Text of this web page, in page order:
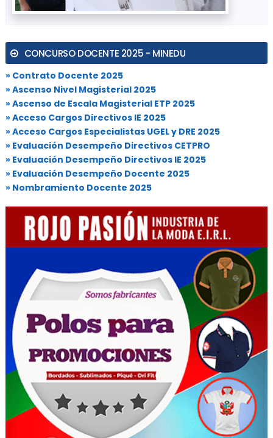
CONCURSO DOCENTE 2025 - MINEDU
» Contrato Docente 2025
» Ascenso Nivel Magisterial 2025
» Ascenso de Escala Magisterial ETP 2025
» Acceso Cargos Directivos IE 2025
» Acceso Cargos Especialistas UGEL y DRE 2025
» Evaluación Desempeño Directivos CETPRO
» Evaluación Desempeño Directivos IE 2025
» Evaluación Desempeño Docente 2025
» Nombramiento Docente 2025